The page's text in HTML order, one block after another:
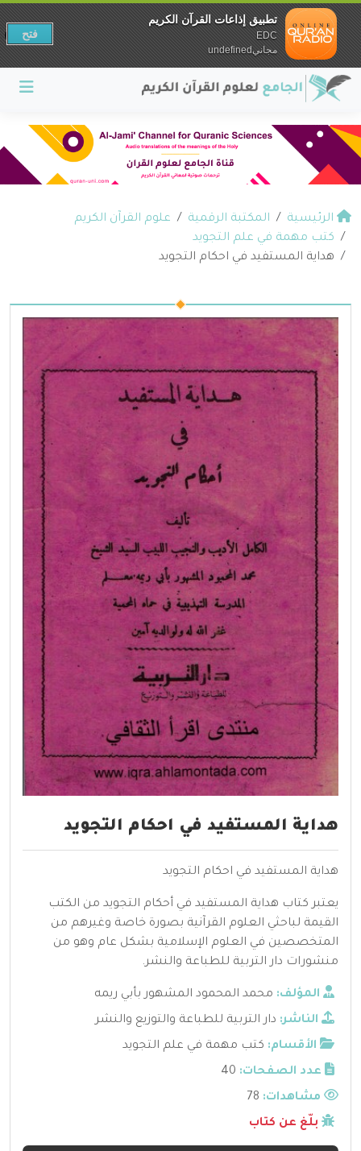
الرئيسية المكتبة الرقمية
علوم القرآن الكريم
كتب مهمة في علم التجويد
هداية المستفيد في احكام التجويد
هداية المستفيد في احكام التجويد
هداية المستفيد في احكام التجويد
يعتبر كتاب هداية المستفيد في أحكام التجويد من الكتب
القيمة لباحثي العلوم القرآنية بصورة خاصة وغيرهم من
المتخصصين في العلوم الإسلامية بشكل عام وهو من
منشورات دار التربية للطباعة والنشر.
المؤلف: محمد المحمود المشهور بأبي ريمه
الناشر: دار التربية للطباعة والتوزيع والنشر
الأقسام: كتب مهمة في علم التجويد
عدد الصفحات: 40
مشاهدات:
بلّغ عن كتاب
تطبيق إذاعات القرآن الكريم
EDC
مجانيundefined
فتح